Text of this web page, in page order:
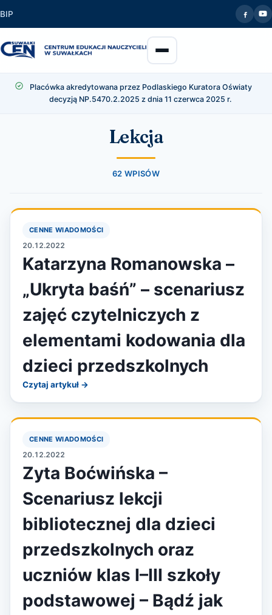
BIP
Placówka akredytowana przez Podlaskiego Kuratora Oświaty
decyzją NP.5470.2.2025 z dnia 11 czerwca 2025 r.
Lekcja
62 WPISÓW
CENNE WIADOMOŚCI
20.12.2022
Katarzyna Romanowska –
„Ukryta baśń” – scenariusz
zajęć czytelniczych z
elementami kodowania dla
dzieci przedszkolnych
Czytaj artykuł →
CENNE WIADOMOŚCI
20.12.2022
Zyta Boćwińska –
Scenariusz lekcji
bibliotecznej dla dzieci
przedszkolnych oraz
uczniów klas I–III szkoły
podstawowej – Bądź jak